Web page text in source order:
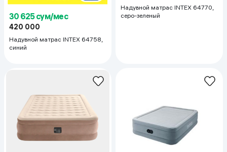
30 625 сум/мес
420 000
Надувной матрас INTEX 64758,
синий
Надувной матрас INTEX 64770,
серо-зеленый